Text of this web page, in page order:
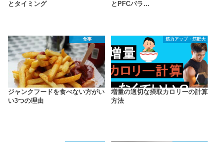
とタイミング
とPFCバラ…
食事
ジャンクフードを食べない方がい
い3つの理由
筋力アップ・筋肥大
増量の適切な摂取カロリーの計算
方法